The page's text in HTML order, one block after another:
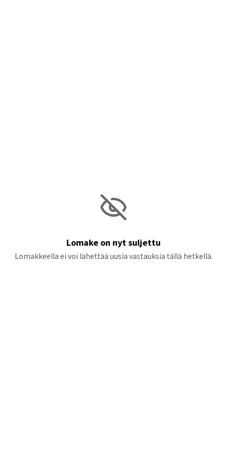
Lomake on nyt suljettu
Lomakkeella ei voi lähettää uusia vastauksia tällä hetkellä.